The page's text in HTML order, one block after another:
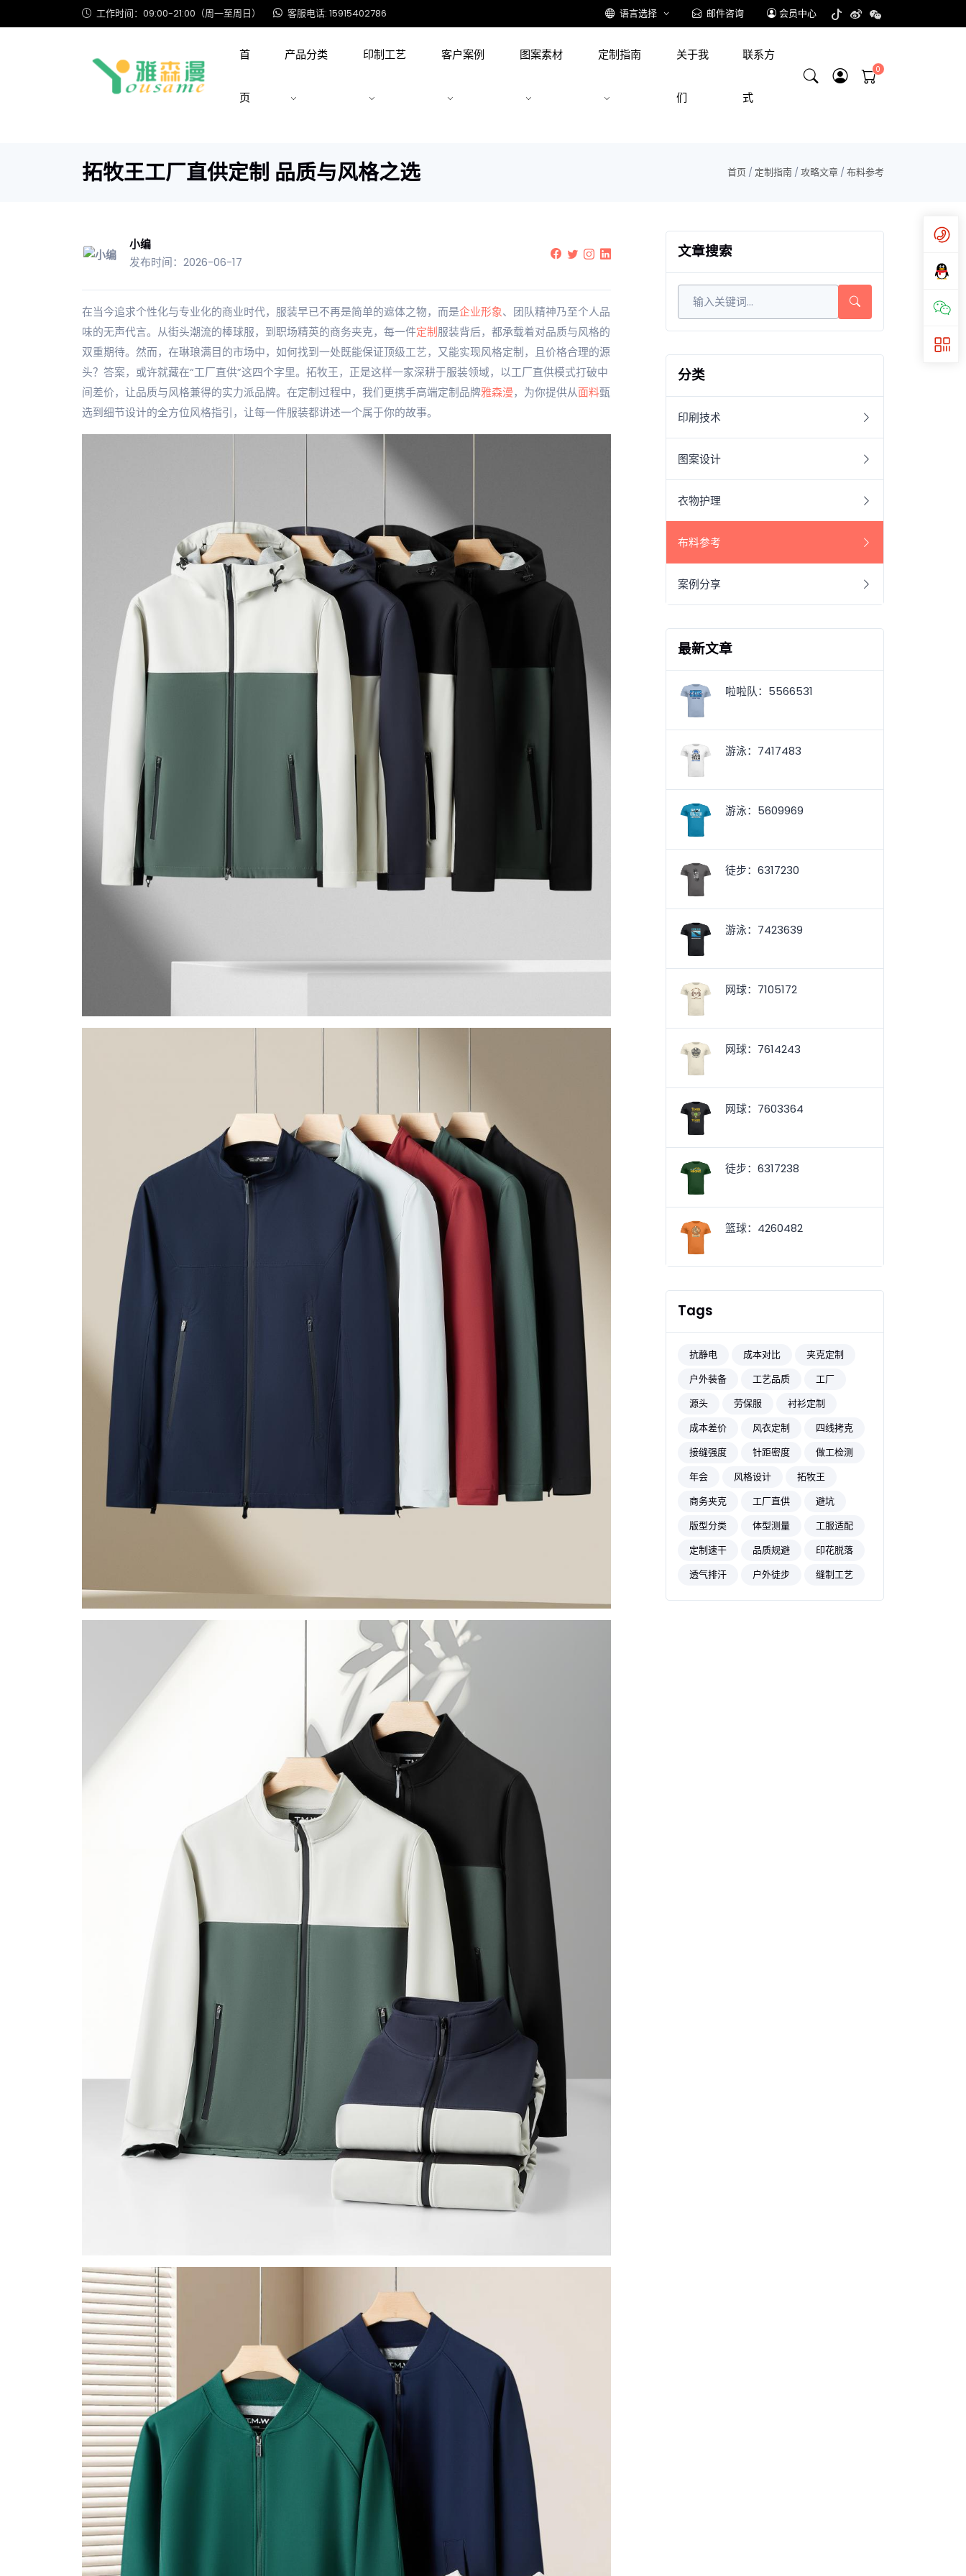
工作时间：09:00-21:00（周一至周日） 客服电话: 15915402786 语言选择 邮件咨询 会员中心
首
页
产品分类 印制工艺 客户案例 图案素材 定制指南 关于我
们
联系方
式
拓牧王工厂直供定制 品质与风格之选 首页 / 定制指南/攻略文章/布料参考
小编
发布时间：2026-06-17
在当今追求个性化与专业化的商业时代，服装早已不再是简单的遮体之物，而是企业形象、团队精神乃至个人品
味的无声代言。从街头潮流的棒球服，到职场精英的商务夹克，每一件定制 服装背后，都承载着对品质与风格的
双重期待。然而，在琳琅满目的市场中，如何找到一处既能保证顶级工艺，又能实现风格定制，且价格合理的源
头？答案，或许就藏在“工厂直供”这四个字里。拓牧王，正是这样一家深耕于服装领域，以工厂直供模式打破中
间差价，让品质与风格兼得的实力派品牌。在定制过程中，我们更携手高端定制品牌雅森漫，为你提供从面料甄
选到细节设计的全方位风格指引，让每一件服装都讲述一个属于你的故事。
文章搜索
分类
印刷技术
图案设计
衣物护理
布料参考
案例分享
最新文章
啦啦队：5566531
游泳：7417483
游泳：5609969
徒步：6317230
游泳：7423639
网球：7105172
网球：7614243
网球：7603364
徒步：6317238
篮球：4260482
Tags
抗静电 成本对比
夹克定制
户外装备
工艺品质
工厂
源头
劳保服
衬衫定制
成本差价
风衣定制
四线拷克
接缝强度
针距密度
做工检测
年会
风格设计
拓牧王
商务夹克
工厂直供
避坑
版型分类
体型测量
工服适配
定制速干
品质规避
印花脱落
透气排汗
户外徒步 缝制工艺